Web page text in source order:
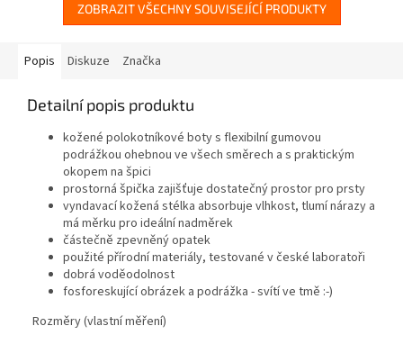
ZOBRAZIT VŠECHNY SOUVISEJÍCÍ PRODUKTY
Popis Diskuze Značka
Detailní popis produktu
kožené polokotníkové boty s flexibilní gumovou
podrážkou ohebnou ve všech směrech a s praktickým
okopem na špici
prostorná špička zajišťuje dostatečný prostor pro prsty
vyndavací kožená stélka absorbuje vlhkost, tlumí nárazy a
má měrku pro ideální nadměrek
částečně zpevněný opatek
použité přírodní materiály, testované v české laboratoři
dobrá voděodolnost
fosforeskující obrázek a podrážka - svítí ve tmě :-)
Rozměry (vlastní měření)